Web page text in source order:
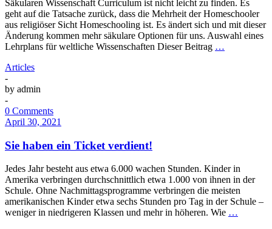
Säkularen Wissenschaft Curriculum ist nicht leicht zu finden. Es
geht auf die Tatsache zurück, dass die Mehrheit der Homeschooler
aus religiöser Sicht Homeschooling ist. Es ändert sich und mit dieser
Änderung kommen mehr säkulare Optionen für uns. Auswahl eines
Lehrplans für weltliche Wissenschaften Dieser Beitrag …
Articles
-
by admin
-
0 Comments
April 30, 2021
Sie haben ein Ticket verdient!
Jedes Jahr besteht aus etwa 6.000 wachen Stunden. Kinder in
Amerika verbringen durchschnittlich etwa 1.000 von ihnen in der
Schule. Ohne Nachmittagsprogramme verbringen die meisten
amerikanischen Kinder etwa sechs Stunden pro Tag in der Schule –
weniger in niedrigeren Klassen und mehr in höheren. Wie …